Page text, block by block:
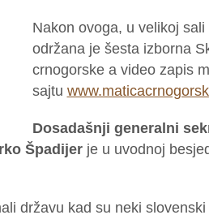
Nakon ovoga, u velikoj
održana je šesta izborna
crnogorske a video zapis
sajtu
Dosadašnji generalni
Špadijerje u uvodnoj
državu kad su neki